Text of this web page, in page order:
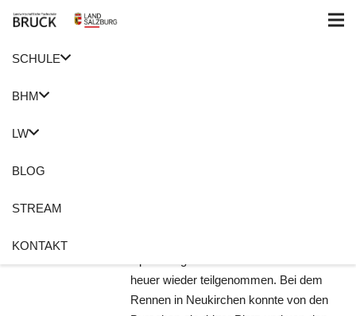
SCHULE
BHM
LW
BLOG
STREAM
KONTAKT
heuer wieder teilgenommen. Bei dem
Rennen in Neukirchen konnte von den